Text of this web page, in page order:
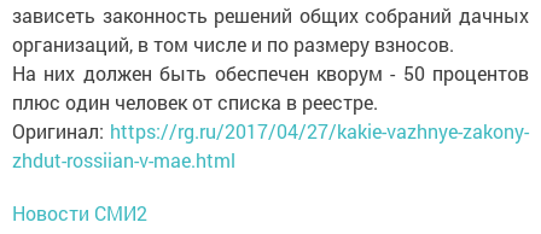
зависеть законность решений общих собраний дачных
организаций, в том числе и по размеру взносов.
На них должен быть обеспечен кворум - 50 процентов
плюс один человек от списка в реестре.
Оригинал: https://rg.ru/2017/04/27/kakie-vazhnye-zakony-
zhdut-rossiian-v-mae.html
Новости СМИ2